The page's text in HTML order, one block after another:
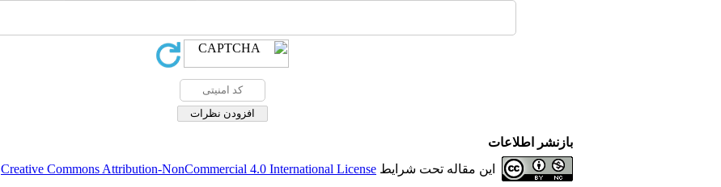
بازنشر اطلاعات
این مقاله تحت شرایط Creative Commons Attribution-NonCommercial 4.0 International License